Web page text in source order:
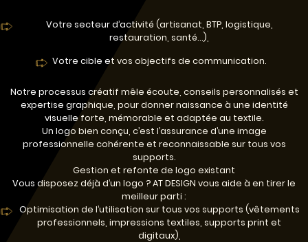
Votre secteur d’activité (artisanat, BTP, logistique,
restauration, santé…),
Votre cible et vos objectifs de communication.
Notre processus créatif mêle écoute, conseils personnalisés et
expertise graphique, pour donner naissance à une identité
visuelle forte, mémorable et adaptée au textile.
Un logo bien conçu, c’est l’assurance d’une image
professionnelle cohérente et reconnaissable sur tous vos
supports.
Gestion et refonte de logo existant
Vous disposez déjà d’un logo ? AT DESIGN vous aide à en tirer le
meilleur parti :
Optimisation de l’utilisation sur tous vos supports (vêtements
professionnels, impressions textiles, supports print et
digitaux),